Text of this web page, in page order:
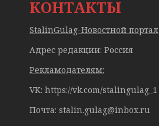
КОНТАКТЫ
StalinGulag-Новостной портал
Адрес редакции: Россия
Рекламодателям:
VK: https://vk.com/stalingulag_1
Почта: stalin.gulag@inbox.ru